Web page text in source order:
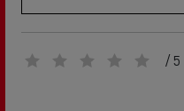
/ 5